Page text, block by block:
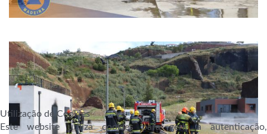
Utilização de Cookies
Este website utiliza cookies para gerir a autenticação,